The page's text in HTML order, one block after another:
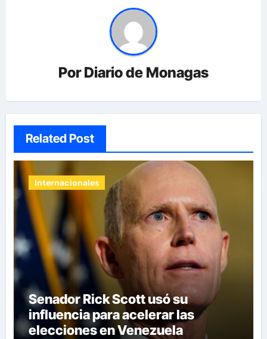
PorDiario de Monagas
Related Post
Internacionales
Senador Rick Scott usó su
influencia para acelerar las
elecciones en Venezuela